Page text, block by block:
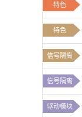
特色
特色
信号隔离
信号隔离
驱动模块